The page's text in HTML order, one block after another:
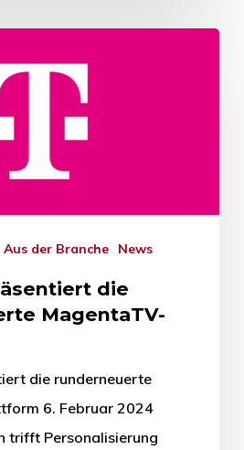
Aus der Branche News
die
MagentaTV-
die runderneuerte
6. Februar 2024
trifft Personalisierung